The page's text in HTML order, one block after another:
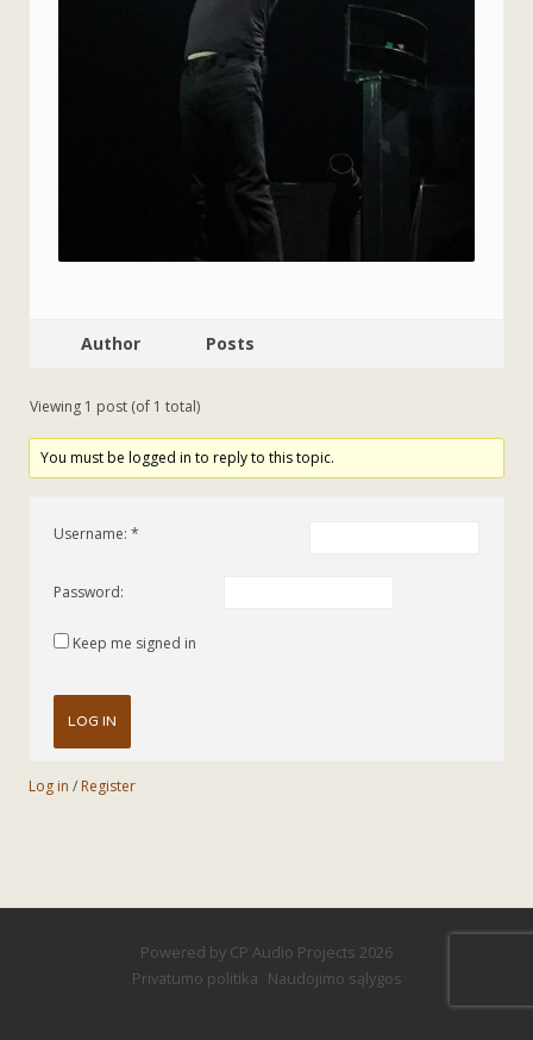
Author Posts
Viewing 1 post (of 1 total)
You must be logged in to reply to this topic.
Username:
Password:
Keep me signed in
LOG IN
Log in / Register
Powered by CP Audio Projects 2026
Privatumo politika Naudojimo sąlygos